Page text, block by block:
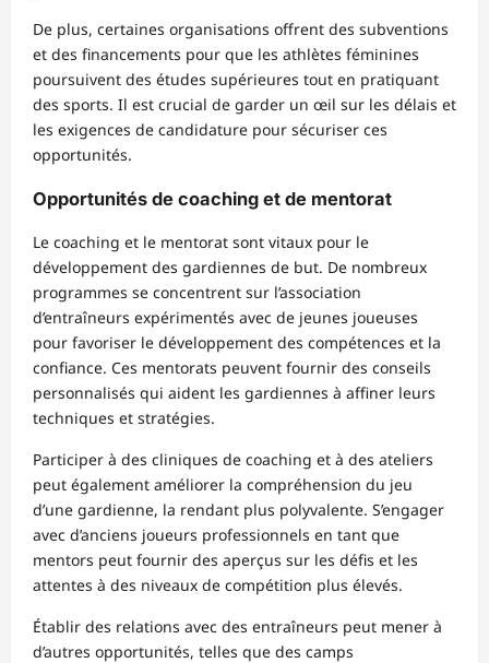
De plus, certaines organisations offrent des subventions
et des financements pour que les athlètes féminines
poursuivent des études supérieures tout en pratiquant
des sports. Il est crucial de garder un œil sur les délais et
les exigences de candidature pour sécuriser ces
opportunités.
Opportunités de coaching et de mentorat
Le coaching et le mentorat sont vitaux pour le
développement des gardiennes de but. De nombreux
programmes se concentrent sur l’association
d’entraîneurs expérimentés avec de jeunes joueuses
pour favoriser le développement des compétences et la
confiance. Ces mentorats peuvent fournir des conseils
personnalisés qui aident les gardiennes à affiner leurs
techniques et stratégies.
Participer à des cliniques de coaching et à des ateliers
peut également améliorer la compréhension du jeu
d’une gardienne, la rendant plus polyvalente. S’engager
avec d’anciens joueurs professionnels en tant que
mentors peut fournir des aperçus sur les défis et les
attentes à des niveaux de compétition plus élevés.
Établir des relations avec des entraîneurs peut mener à
d’autres opportunités, telles que des camps